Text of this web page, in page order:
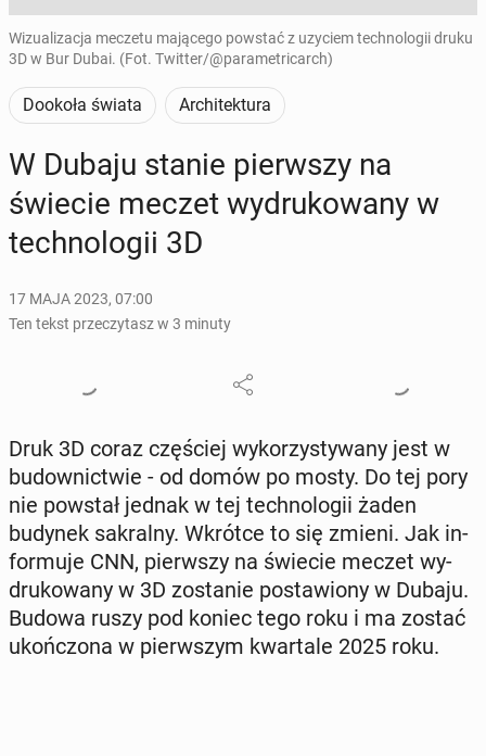
Wizualizacja meczetu mającego powstać z uzyciem technologii druku
3D w Bur Dubai. (Fot. Twitter/@parametricarch)
Dookoła świata Architektura
W Dubaju stanie pierw­szy na
świecie meczet wy­dru­ko­wa­ny w
tech­no­lo­gii 3D
17 MAJA 2023, 07:00
Ten tekst przeczytasz w 3 minuty
Druk 3D coraz czę­ściej wy­ko­rzy­sty­wa­ny jest w
bu­dow­nic­twie - od domów po mosty. Do tej pory
nie powstał jednak w tej tech­no­lo­gii żaden
budynek sa­kral­ny. Wkrótce to się zmieni. Jak in­
for­mu­je CNN, pierw­szy na świecie meczet wy­
dru­ko­wa­ny w 3D zo­sta­nie po­sta­wio­ny w Dubaju.
Budowa ruszy pod koniec tego roku i ma zostać
ukoń­czo­na w pierw­szym kwar­ta­le 2025 roku.